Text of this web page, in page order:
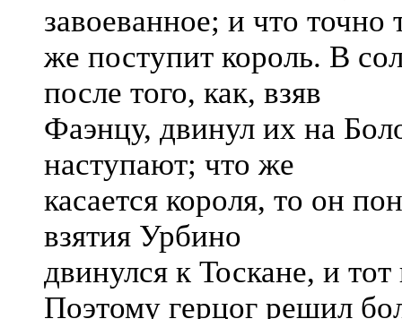
завоеванное; и что точно
же поступит король. В
после того, как, взяв
Фаэнцу, двинул их на
наступают; что же
касается короля, то он
взятия Урбино
двинулся к Тоскане, и
Поэтому герцог решил